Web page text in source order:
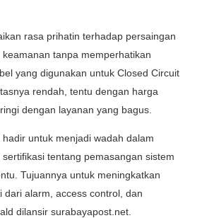
rasa prihatin terhadap persaingan
tanpa memperhatikan
yang digunakan untuk Closed Circuit
rendah, tentu dengan harga
dengan layanan yang bagus.
hadir untuk menjadi wadah dalam
tentang pemasangan sistem
Tujuannya untuk meningkatkan
dari alarm, access control, dan
dilansir surabayapost.net.